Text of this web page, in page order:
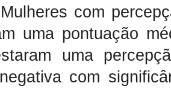
com
uma pontuação
uma
com